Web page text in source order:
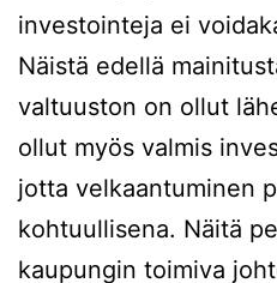
investointeja ei
Näistä edellä
valtuuston on ollut
ollut myös valmis
jotta velkaantuminen
kohtuullisena. Näitä
kaupungin toimiva